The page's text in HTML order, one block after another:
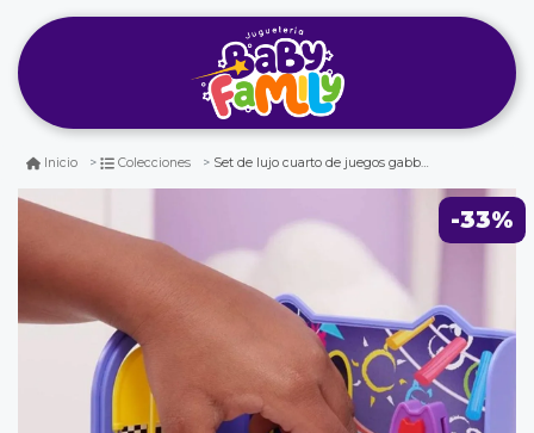
Inicio Colecciones Set de lujo cuarto de juegos gabbys dollhouse
-33%